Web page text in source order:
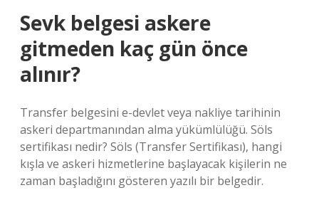
Sevk belgesi askere
gitmeden kaç gün önce
alınır?
Transfer belgesini e-devlet veya nakliye tarihinin
askeri departmanından alma yükümlülüğü. Söls
sertifikası nedir? Söls (Transfer Sertifikası), hangi
kışla ve askeri hizmetlerine başlayacak kişilerin ne
zaman başladığını gösteren yazılı bir belgedir.